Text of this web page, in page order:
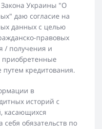
Украины "О
даю согласие на
данных с целью
правовых
/ получения и
приобретенные
путем кредитования.
в
историй с
касающихся
обязательств по